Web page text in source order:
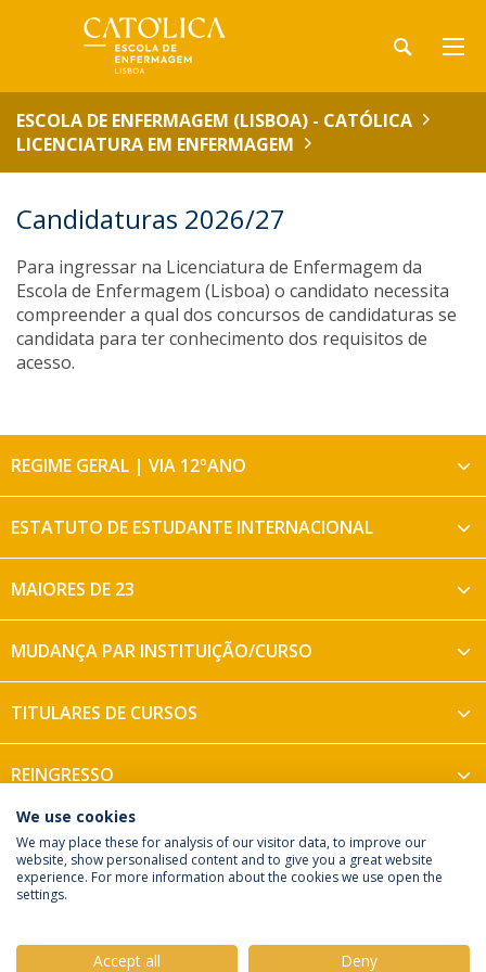
ESCOLA DE ENFERMAGEM (LISBOA) - CATÓLICA
LICENCIATURA EM ENFERMAGEM
Candidaturas 2026/27
Para ingressar na Licenciatura de Enfermagem da
Escola de Enfermagem (Lisboa) o candidato necessita
compreender a qual dos concursos de candidaturas se
candidata para ter conhecimento dos requisitos de
acesso.
REGIME GERAL | VIA 12ºANO
ESTATUTO DE ESTUDANTE INTERNACIONAL
MAIORES DE 23
MUDANÇA PAR INSTITUIÇÃO/CURSO
TITULARES DE CURSOS
REINGRESSO
Política de Privacidade
Termos e Condições
We use cookies
We may place these for analysis of our visitor data, to improve our
website, show personalised content and to give you a great website
experience. For more information about the cookies we use open the
settings.
Accept all Deny